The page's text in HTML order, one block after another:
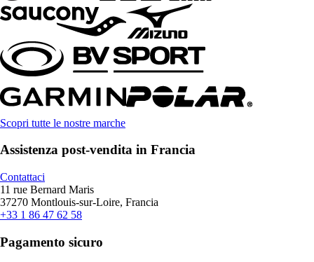
Scopri tutte le nostre marche
Assistenza post-vendita in Francia
Contattaci
11 rue Bernard Maris
37270 Montlouis-sur-Loire, Francia
+33 1 86 47 62 58
Pagamento sicuro